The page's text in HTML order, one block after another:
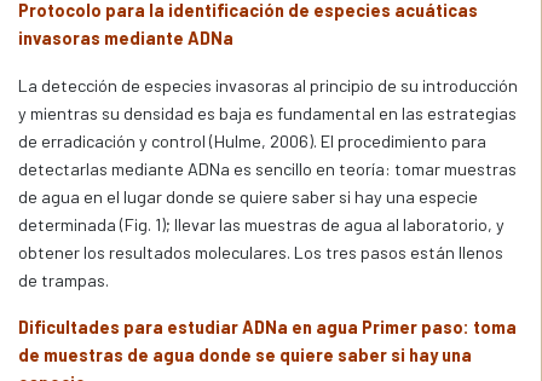
Protocolo para la identificación de especies acuáticas
invasoras mediante ADNa
La detección de especies invasoras al principio de su introducción
y mientras su densidad es baja es fundamental en las estrategias
de erradicación y control (Hulme, 2006). El procedimiento para
detectarlas mediante ADNa es sencillo en teoría: tomar muestras
de agua en el lugar donde se quiere saber si hay una especie
determinada (Fig. 1); llevar las muestras de agua al laboratorio, y
obtener los resultados moleculares. Los tres pasos están llenos
de trampas.
Dificultades para estudiar ADNa en agua Primer paso: toma
de muestras de agua donde se quiere saber si hay una